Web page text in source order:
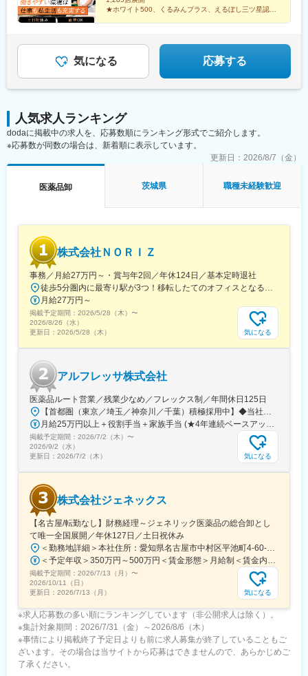
都府京都市北区上賀茂向縄手町16滑川営業所：富山県滑川市柳原
字宮ノ東41-29※詳細は「会社概要」欄HPから
川公園駅、妙興寺駅、六軒駅(三重県)、霞ケ浦駅、光善寺駅、平野
駅(地下鉄)、久米田駅、ケーブル八幡宮山上駅、田村駅、唐崎駅、
出雲市駅、高野駅、西富井駅、周防下郷駅、櫛ケ浜駅、府中駅(徳
島県)、北久米駅、北宇和島駅、伏石駅、下曽根駅、高城駅、杵築
★ホワイト500、くるみんプラス、えるぼし三ツ星認定
気になる 応募する
人気求人ランキング
dodaに掲載中の求人を、応募数順にランキング形式でご紹介します。
※応募数が同数の場合は、新着順に表示しています。
更新日： 2026/8/7（金）
医薬品卸 茨城県 職種未経験歓迎
株式会社ＮＯＲＩＺ
事務／月給27万円～・賞与年2回／年休124日／基本定時退社
徒歩5分圏内に最寄り駅が3つ！移転したてのオフィスとなるため、新しくキレイなオフィスで働けます！★転勤なし東京都中央区銀座6-13-16 ヒューリック銀座ウォールビル3階新富町から徒歩3分※受動喫煙対策：屋内禁煙
月給27万円～
掲載予定期間： 2026/5/28（木） 〜
2026/8/26（水）
更新日： 2026/5/28（木） 気になる
アルフレッサ株式会社
医薬品ルート営業／残業少なめ／フレックス制／年間休日125日
【首都圏（東京／埼玉／神奈川／千葉）積極採用中】◆当社が展開する【北海道／関東／首都圏／中部／近畿／九州】の各事業所へご希望を考慮した上で配属となります。【北海道】北海道【関東】栃木／群馬／茨城／長野／山梨／新潟【首都圏】東京／埼玉／神奈川／千葉★積極採用エリア【中部】静岡／愛知／三重／岐阜【近畿】滋賀／兵庫／大阪／京都／奈良／和歌山【九州】福岡／長崎／熊本／大分／宮崎／鹿児島各事業所の詳細については、弊社HPよりご確認ください※「企業情報」→「拠点」よりご確認いただけます。屋内禁煙(※喫煙室あり※禁煙タイムあり※喫煙室での就労はありません)
月給25万円以上＋役割手当＋家族手当 (★4年連続ベースアップ実施！)※時間外手当別途支給※年齢、経験、能力を考慮の上、優遇します
掲載予定期間： 2026/7/2（木） 〜
2026/9/2（水）
更新日： 2026/7/2（木） 気になる
株式会社ジェネックス
【名古屋/転勤なし】財務経理～ジェネリック医薬品の総合卸とし
て唯一全国展開／年休127日／土日祝休み
＜勤務地詳細＞本社住所：愛知県名古屋市中村区平池町4-60-12 グローバルゲート27F受動喫煙対策：敷地内喫煙可能場所あり変更の範囲：無
＜予定年収＞350万円～500万円＜賃金形態＞月給制＜賃金内訳＞月額（基本給）：250,000円～357,000円＜月給＞250,000円～357,000円＜昇給有無＞有＜残業手当＞有＜給与補足＞昇給：年１回（３月）賞与：年２回（6月、12月）※経験、スキルに応じて相談のうえ決定いたします※残業手当は別途支給30歳年収：350万円／月給25万円+賞与35歳年収：400万円／月給28.5万円+賞与賃金はあくまでも目安の金額であり、選考を通じて上下する可能性があります。月給(月額)は固定手当を含めた表記です。
掲載予定期間： 2026/7/13（月） 〜
2026/10/11（日）
更新日： 2026/7/13（月） 気になる
※求人応募数の多い順にランキングしています（非公開求人は除く）。
※集計対象期間：2026/7/31（金）～2026/8/6（木）
※事情により掲載終了予定日よりも前に求人募集が終了していることもご
ざいます。その場合は当サイトから応募はできませんので、あらかじめご
了承ください。